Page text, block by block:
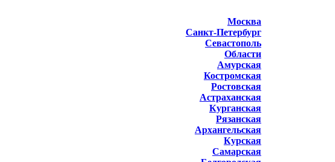
Москва
Санкт-Петербург
Севастополь
Области
Амурская
Костромская
Ростовская
Астраханская
Курганская
Рязанская
Архангельская
Курская
Самарская